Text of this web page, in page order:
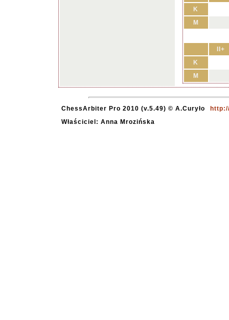
K
M
II+
K
M
ChessArbiter Pro 2010 (v.5.49) © A.Curyło
Właściciel: Anna Mrozińska